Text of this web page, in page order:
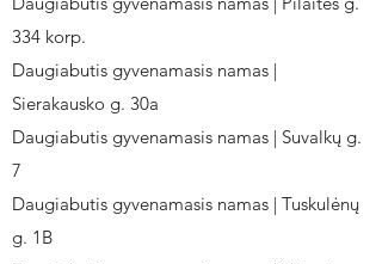
334 korp.
Daugiabutis gyvenamasis namas |
Sierakausko g. 30a
Daugiabutis gyvenamasis namas | Suvalkų g.
7
Daugiabutis gyvenamasis namas | Tuskulėnų
g. 1B